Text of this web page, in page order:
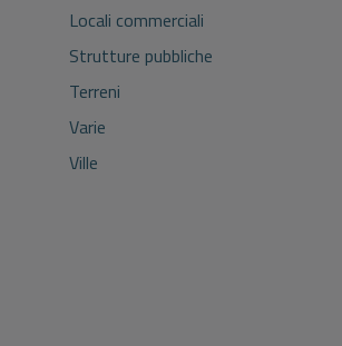
Locali commerciali
Strutture pubbliche
Terreni
Varie
Ville